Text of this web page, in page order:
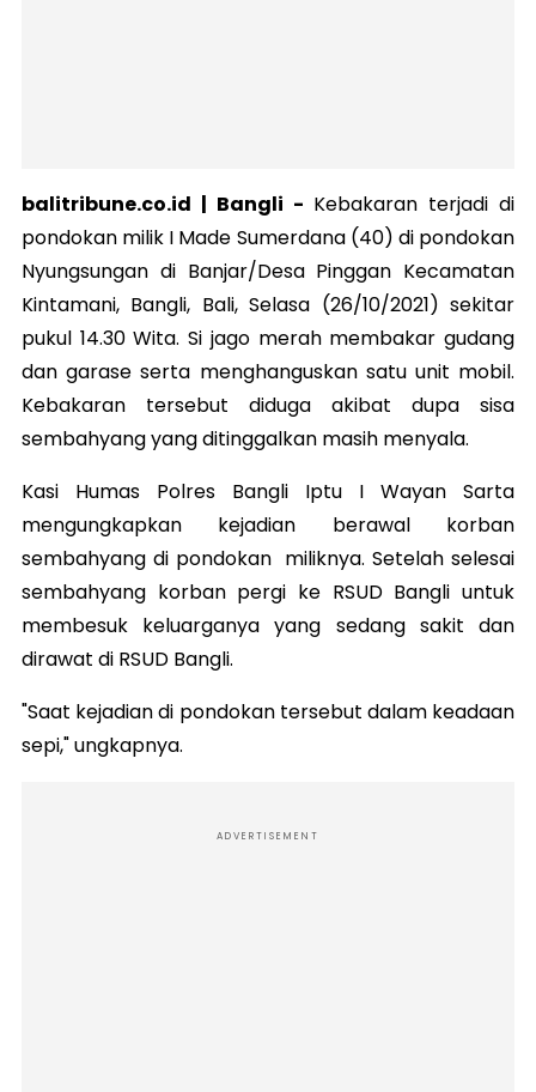
balitribune.co.id | Bangli - Kebakaran terjadi di
pondokan milik I Made Sumerdana (40) di pondokan
Nyungsungan di Banjar/Desa Pinggan Kecamatan
Kintamani, Bangli, Bali, Selasa (26/10/2021) sekitar
pukul 14.30 Wita. Si jago merah membakar gudang
dan garase serta menghanguskan satu unit mobil.
Kebakaran tersebut diduga akibat dupa sisa
sembahyang yang ditinggalkan masih menyala.
Kasi Humas Polres Bangli Iptu I Wayan Sarta
mengungkapkan kejadian berawal korban
sembahyang di pondokan miliknya. Setelah selesai
sembahyang korban pergi ke RSUD Bangli untuk
membesuk keluarganya yang sedang sakit dan
dirawat di RSUD Bangli.
"Saat kejadian di pondokan tersebut dalam keadaan
sepi," ungkapnya.
ADVERTISEMENT